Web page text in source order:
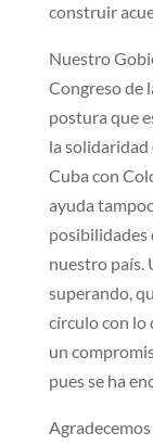
construir
Nuestro
Congreso de
postura que
la solidaridad
Cuba con
ayuda
posibilidades
nuestro país.
superando,
círculo con lo
un
pues se ha
Agradecemos